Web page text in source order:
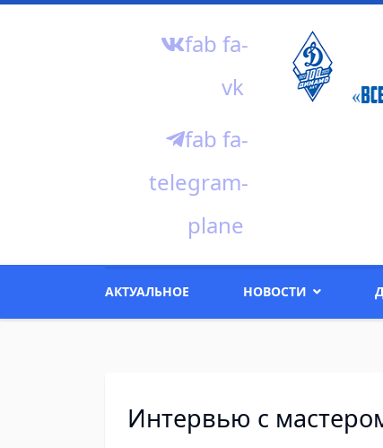
fab fa-
vk
fab fa-
telegram-
plane
АКТУАЛЬНОЕ НОВОСТИ
Интервью с